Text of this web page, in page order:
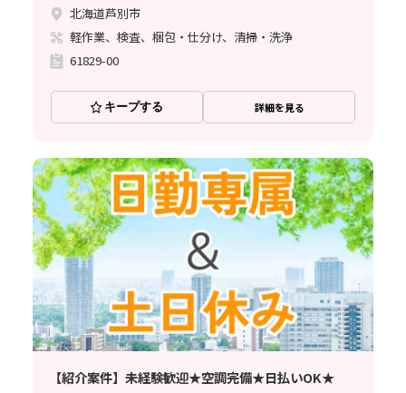
北海道芦別市
軽作業、検査、梱包・仕分け、清掃・洗浄
61829-00
キープする 詳細を見る
【紹介案件】未経験歓迎★空調完備★日払いOK★